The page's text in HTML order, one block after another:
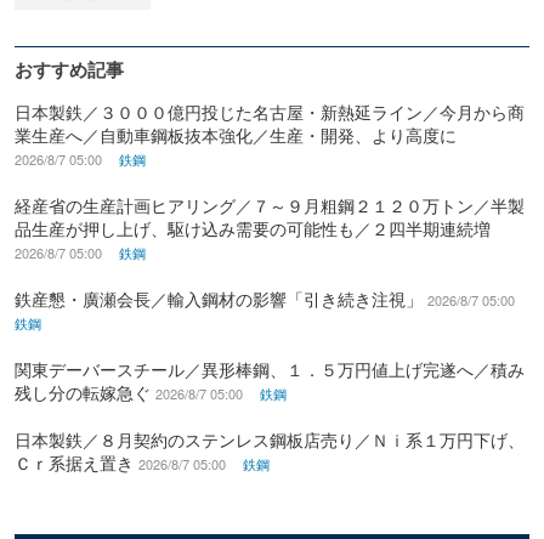
おすすめ記事
日本製鉄／３０００億円投じた名古屋・新熱延ライン／今月から商
業生産へ／自動車鋼板抜本強化／生産・開発、より高度に
2026/8/7 05:00 鉄鋼
経産省の生産計画ヒアリング／７～９月粗鋼２１２０万トン／半製
品生産が押し上げ、駆け込み需要の可能性も／２四半期連続増
2026/8/7 05:00 鉄鋼
鉄産懇・廣瀬会長／輸入鋼材の影響「引き続き注視」
2026/8/7 05:00
鉄鋼
関東デーバースチール／異形棒鋼、１．５万円値上げ完遂へ／積み
残し分の転嫁急ぐ 2026/8/7 05:00 鉄鋼
日本製鉄／８月契約のステンレス鋼板店売り／Ｎｉ系１万円下げ、
Ｃｒ系据え置き 2026/8/7 05:00 鉄鋼